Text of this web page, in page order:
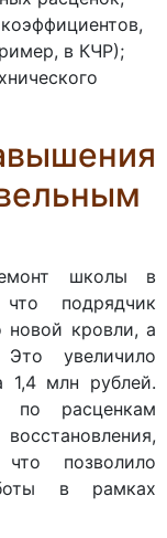
в КЧР);
школы в
подрядчик
новой кровли, а
увеличило
1,4 млн рублей.
по расценкам
позволило
в рамках